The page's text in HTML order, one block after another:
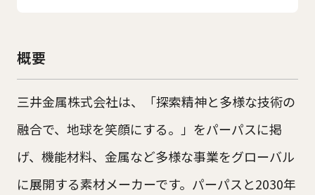
概要
三井金属株式会社は、「探索精神と多様な技術の
融合で、地球を笑顔にする。」をパーパスに掲
げ、機能材料、金属など多様な事業をグローバル
に展開する素材メーカーです。パーパスと2030年